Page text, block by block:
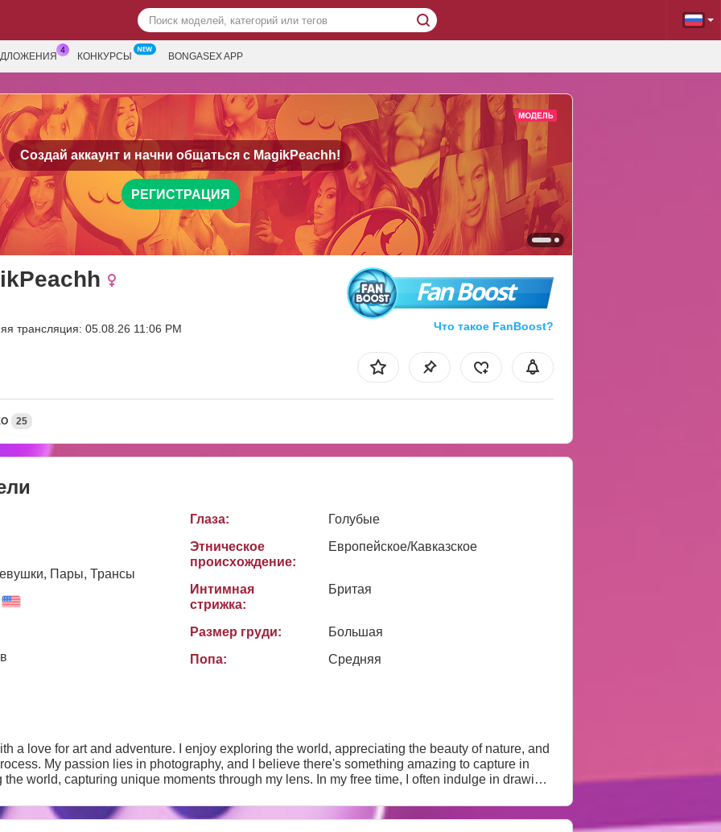
КОНКУРСЫ BONGASEX APP
Создай аккаунт и начни общаться с MagikPeachh!
РЕГИСТРАЦИЯ
трансляция: 05.08.26 11:06 PM
Fan Boost
Что такое FanBoost?
25
Пары, Трансы
Глаза:
Голубые
Этническое
происхождение:
Европейское/Кавказское
Интимная
стрижка:
Бритая
Размер груди:
Большая
Попа:
Средняя
a love for art and adventure. I enjoy exploring the world, appreciating the beauty of nature, and
My passion lies in photography, and I believe there's something amazing to capture in